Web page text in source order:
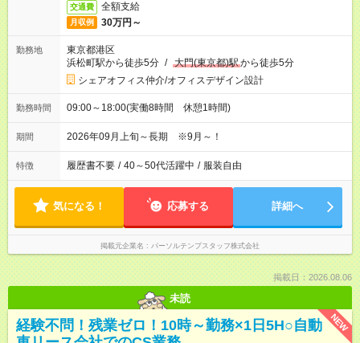
交通費 全額支給
月収例 30万円～
勤務地
東京都港区
浜松町駅から徒歩5分 / 大門(東京都)駅から徒歩5分
シェアオフィス仲介/オフィスデザイン設計
勤務時間 09:00～18:00(実働8時間 休憩1時間)
期間 2026年09月上旬～長期 ※9月～！
特徴 履歴書不要 / 40～50代活躍中 / 服装自由
気になる！ 応募する 詳細へ
掲載元企業名 パーソルテンプスタッフ株式会社
掲載日：2026.08.06
未読
NEW
経験不問！残業ゼロ！10時～勤務×1日5H○自動